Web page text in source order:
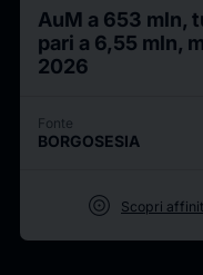
AuM a 653 mln,
pari a 6,55 mln,
2026
Fonte
BORGOSESIA
target Scopri